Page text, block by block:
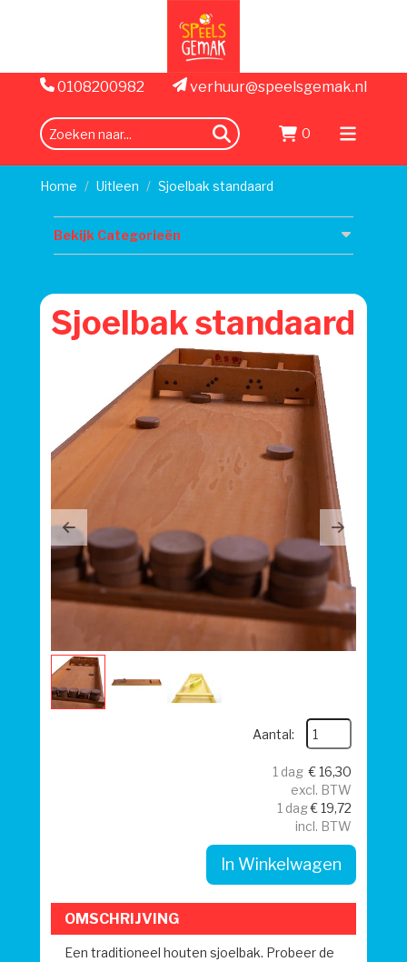
0108200982 verhuur@speelsgemak.nl
zoeken 0
Menu
Home
Uitleen Sjoelbak standaard
Bekijk Categorieën
Sjoelbak standaard
Previous Next
Aantal:
1 dag € 16,30
excl. BTW
1 dag€ 19,72
incl. BTW
In Winkelwagen
OMSCHRIJVING
Een traditioneel houten sjoelbak. Probeer de